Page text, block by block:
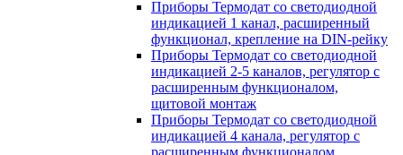
Приборы Термодат со светодиодной
индикацией 1 канал, расширенный
функционал, крепление на DIN-рейку
Приборы Термодат со светодиодной
индикацией 2-5 каналов, регулятор с
расширенным функционалом,
щитовой монтаж
Приборы Термодат со светодиодной
индикацией 4 канала, регулятор с
расширенным функционалом,